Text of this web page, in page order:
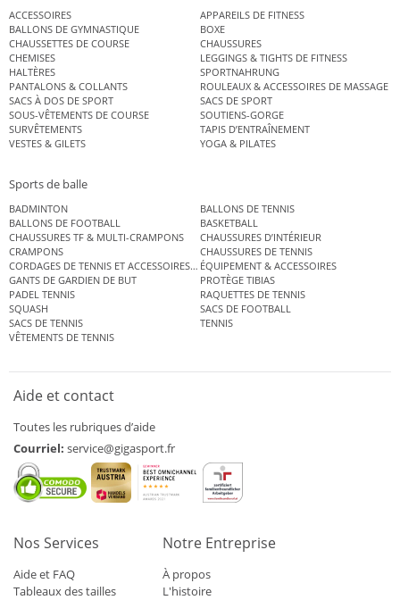
ACCESSOIRES
APPAREILS DE FITNESS
BALLONS DE GYMNASTIQUE
BOXE
CHAUSSETTES DE COURSE
CHAUSSURES
CHEMISES
LEGGINGS & TIGHTS DE FITNESS
HALTÈRES
SPORTNAHRUNG
PANTALONS & COLLANTS
ROULEAUX & ACCESSOIRES DE MASSAGE
SACS À DOS DE SPORT
SACS DE SPORT
SOUS-VÊTEMENTS DE COURSE
SOUTIENS-GORGE
SURVÊTEMENTS
TAPIS D’ENTRAÎNEMENT
VESTES & GILETS
YOGA & PILATES
Sports de balle
BADMINTON
BALLONS DE TENNIS
BALLONS DE FOOTBALL
BASKETBALL
CHAUSSURES TF & MULTI-CRAMPONS
CHAUSSURES D’INTÉRIEUR
CRAMPONS
CHAUSSURES DE TENNIS
CORDAGES DE TENNIS ET ACCESSOIRES DE TENNISÉQUIPEMENT & ACCESSOIRES
GANTS DE GARDIEN DE BUT
PROTÈGE TIBIAS
PADEL TENNIS
RAQUETTES DE TENNIS
SQUASH
SACS DE FOOTBALL
SACS DE TENNIS
TENNIS
VÊTEMENTS DE TENNIS
Aide et contact
Toutes les rubriques d’aide
Courriel: service@gigasport.fr
Nos Services
Aide et FAQ
Tableaux des tailles
Notre Entreprise
À propos
L'histoire